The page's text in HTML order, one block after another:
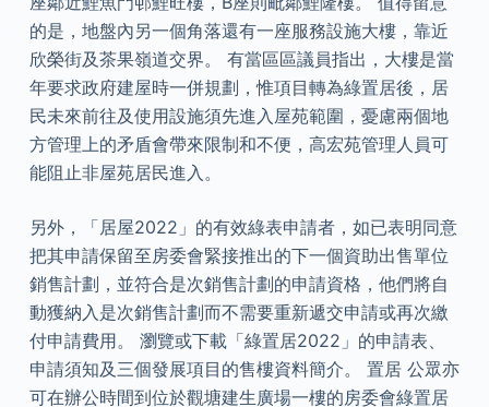
的是，地盤內另一個角落還有一座服務設施大樓，靠近
欣榮街及茶果嶺道交界。 有當區區議員指出，大樓是當
年要求政府建屋時一併規劃，惟項目轉為綠置居後，居
民未來前往及使用設施須先進入屋苑範圍，憂慮兩個地
方管理上的矛盾會帶來限制和不便，高宏苑管理人員可
能阻止非屋苑居民進入。
另外，「居屋2022」的有效綠表申請者，如已表明同意
把其申請保留至房委會緊接推出的下一個資助出售單位
銷售計劃，並符合是次銷售計劃的申請資格，他們將自
動獲納入是次銷售計劃而不需要重新遞交申請或再次繳
付申請費用。 瀏覽或下載「綠置居2022」的申請表、
申請須知及三個發展項目的售樓資料簡介。 置居 公眾亦
可在辦公時間到位於觀塘建生廣場一樓的房委會綠置居